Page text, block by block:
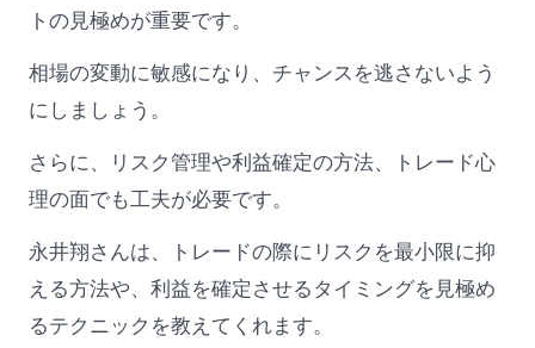
トの見極めが重要です。
相場の変動に敏感になり、チャンスを逃さないよう
にしましょう。
さらに、リスク管理や利益確定の方法、トレード心
理の面でも工夫が必要です。
永井翔さんは、トレードの際にリスクを最小限に抑
える方法や、利益を確定させるタイミングを見極め
るテクニックを教えてくれます。